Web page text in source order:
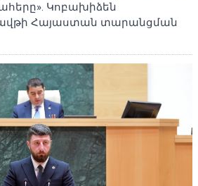
Կոբախիձեն
Հայաստան տարանցման